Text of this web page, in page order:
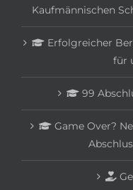
Kaufmännischen
Erfolgreicher
für
99
Game Over?